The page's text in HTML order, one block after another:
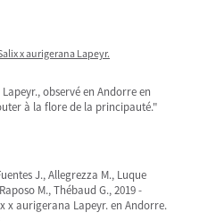
x aurigerana Lapeyr.
observé en Andorre en
à la flore de la principauté."
J., Allegrezza M., Luque
M., Thébaud G., 2019 -
x aurigerana Lapeyr. en Andorre.